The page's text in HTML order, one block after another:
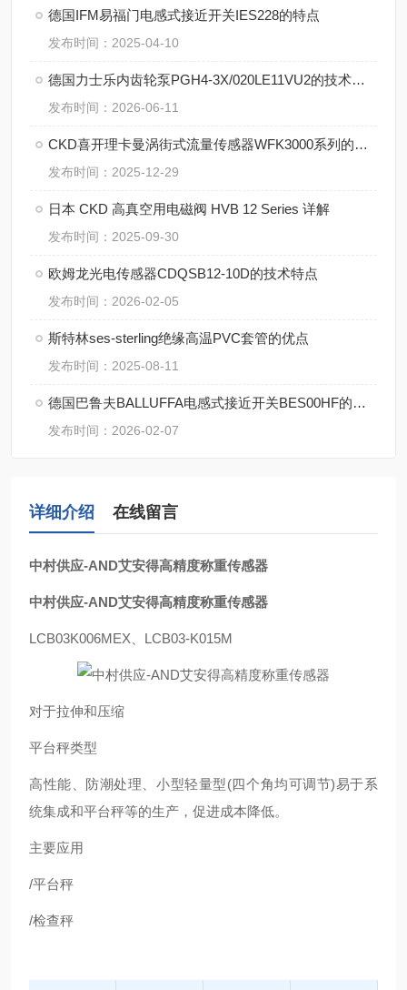
德国IFM易福门电感式接近开关IES228的特点
发布时间：2025-04-10
德国力士乐内齿轮泵PGH4-3X/020LE11VU2的技术特点
发布时间：2026-06-11
CKD喜开理卡曼涡街式流量传感器WFK3000系列的解析
发布时间：2025-12-29
日本 CKD 高真空用电磁阀 HVB 12 Series 详解
发布时间：2025-09-30
欧姆龙光电传感器CDQSB12-10D的技术特点
发布时间：2026-02-05
斯特林ses-sterling绝缘高温PVC套管的优点
发布时间：2025-08-11
德国巴鲁夫BALLUFFA电感式接近开关BES00HF的操作使用
发布时间：2026-02-07
详细介绍 在线留言
中村供应-AND艾安得高精度称重传感器
中村供应-AND艾安得高精度称重传感器
LCB03K006MEX、LCB03-K015M
对于拉伸和压缩
平台秤类型
高性能、防潮处理、小型轻量型(四个角均可调节)易于系
统集成和平台秤等的生产，促进成本降低。
主要应用
/平台秤
/检查秤